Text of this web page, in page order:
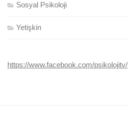
Sosyal Psikoloji
Yetişkin
https://www.facebook.com/psikolojitv/